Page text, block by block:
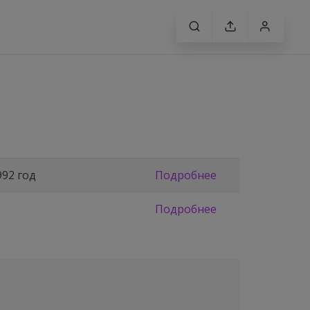
год Подробнее
Подробнее